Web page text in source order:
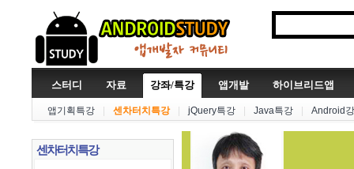
스터디 자료 강좌/특강 앱개발 하이브리드앱
앱기획특강 센차터치특강 jQuery특강 Java특강 Android
센차터치특강